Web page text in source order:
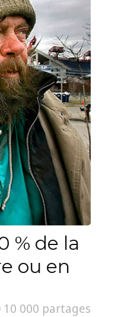
% de la
ou en
10 000 partages